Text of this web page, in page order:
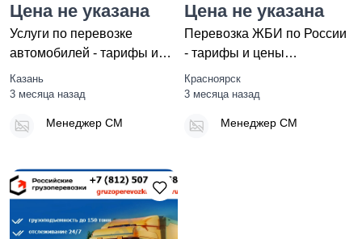
Цена не указана
Услуги по перевозке
автомобилей - тарифы и
цены транспортной
компании
Казань
3 месяца назад
Менеджер СМ
Цена не указана
Перевозка ЖБИ по России
- тарифы и цены
транспортной компании
«Невский
Красноярск
3 месяца назад
Менеджер СМ